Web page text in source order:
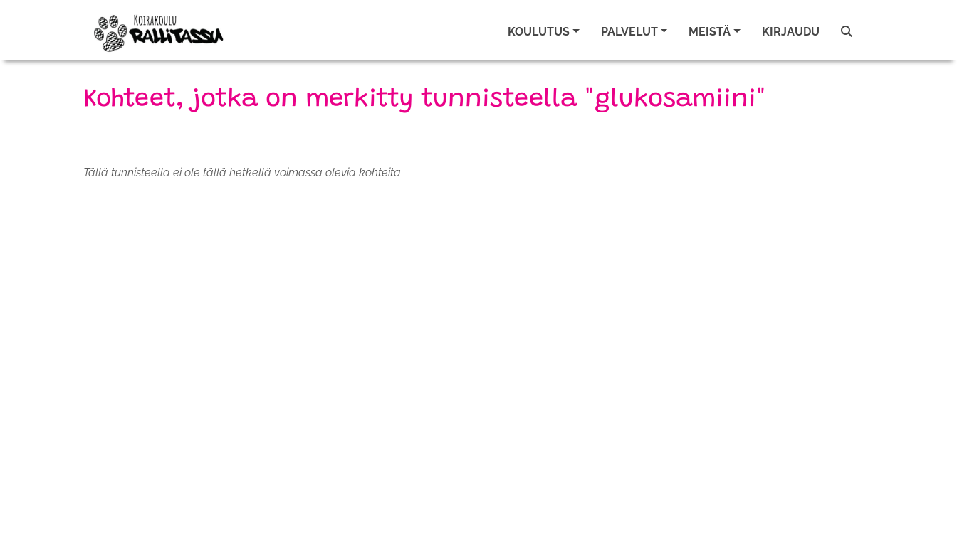
KOULUTUS PALVELUT MEISTÄ KIRJAUDU
Kohteet, jotka on merkitty tunnisteella "glukosamiini"
Tällä tunnisteella ei ole tällä hetkellä voimassa olevia kohteita